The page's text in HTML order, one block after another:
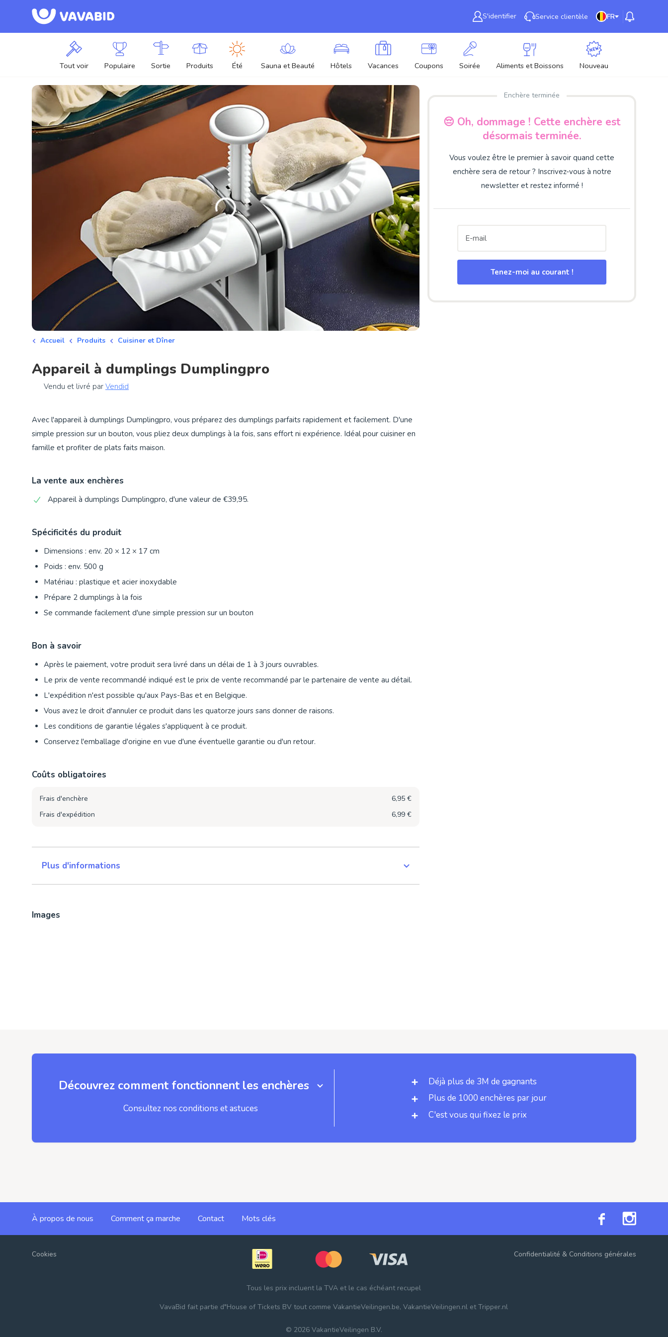
S'identifier Service clientèle FR
Tout voir Populaire Sortie Produits Été Sauna et Beauté Hôtels Vacances Coupons Soirée Aliments et Boissons Nouveau
Accueil Produits Cuisiner et Dîner
Appareil à dumplings Dumplingpro
Vendu et livré par Vendid
Enchère terminée
😔 Oh, dommage ! Cette enchère est
désormais terminée.
Vous voulez être le premier à savoir quand cette
enchère sera de retour ? Inscrivez-vous à notre
newsletter et restez informé !
Tenez-moi au courant !
Avec l'appareil à dumplings Dumplingpro, vous préparez des dumplings parfaits rapidement et facilement. D'une
simple pression sur un bouton, vous pliez deux dumplings à la fois, sans effort ni expérience. Idéal pour cuisiner en
famille et profiter de plats faits maison.
La vente aux enchères
Appareil à dumplings Dumplingpro, d'une valeur de €39,95.
Spécificités du produit
Dimensions : env. 20 × 12 × 17 cm
Poids : env. 500 g
Matériau : plastique et acier inoxydable
Prépare 2 dumplings à la fois
Se commande facilement d'une simple pression sur un bouton
Bon à savoir
Après le paiement, votre produit sera livré dans un délai de 1 à 3 jours ouvrables.
Le prix de vente recommandé indiqué est le prix de vente recommandé par le partenaire de vente au détail.
L'expédition n'est possible qu'aux Pays-Bas et en Belgique.
Vous avez le droit d'annuler ce produit dans les quatorze jours sans donner de raisons.
Les conditions de garantie légales s'appliquent à ce produit.
Conservez l'emballage d'origine en vue d'une éventuelle garantie ou d'un retour.
Coûts obligatoires
Frais d'enchère
6,95 €
Frais d'expédition
6,99 €
Plus d'informations
Images
Découvrez comment fonctionnent les enchères
Consultez nos conditions et astuces
Déjà plus de 3M de gagnants
Plus de 1000 enchères par jour
C'est vous qui fixez le prix
À propos de nous Comment ça marche Contact Mots clés
Cookies Confidentialité & Conditions générales
Tous les prix incluent la TVA et le cas échéant recupel
VavaBid fait partie d"House of Tickets BV tout commeVakantieVeilingen.be,VakantieVeilingen.nl etTripper.nl
© 2026 VakantieVeilingen B.V.